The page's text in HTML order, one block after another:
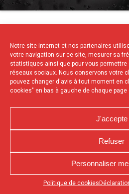
Notre site internet et nos partenaires
votre navigation sur ce site, mesurer sa
statistiques ainsi que pour vous
réseaux sociaux. Nous conservons votre
pouvez changer d'avis à tout moment en
cookies" en bas à gauche de chaque
J'accepte
Refuser
Personnaliser
Politique de cookies
Appuyez sur le bouton partager en bas